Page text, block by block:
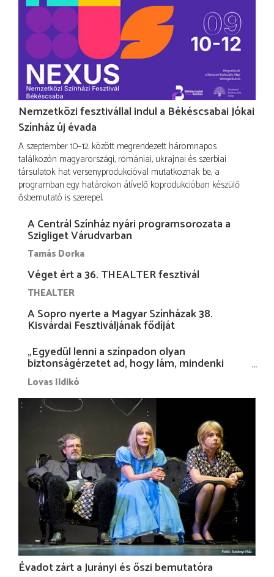
Nemzetközi fesztivállal indul a Békéscsabai Jókai
Színház új évada
A szeptember 10–12. között megrendezett háromnapos
találkozón magyarországi, romániai, ukrajnai és szerbiai
társulatok hat versenyprodukcióval mutatkoznak be, a
programban egy határokon átívelő koprodukcióban készülő
ősbemutató is szerepel.
A Centrál Színház nyári programsorozata a
Szigliget Várudvarban
Tamás Dorka
Véget ért a 36. THEALTER fesztivál
THEALTER
A Sopro nyerte a Magyar Színházak 38.
Kisvárdai Fesztiváljának fődíját
„Egyedül lenni a színpadon olyan
biztonságérzetet ad, hogy lám, mindenki
más nélkül is megvagyok magammal…”
Lovas Ildikó
Évadot zárt a Jurányi és őszi bemutatóra